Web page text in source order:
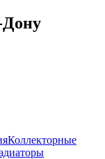
Дону
Коллекторные